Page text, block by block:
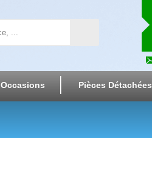
Occasions Pièces Détachées